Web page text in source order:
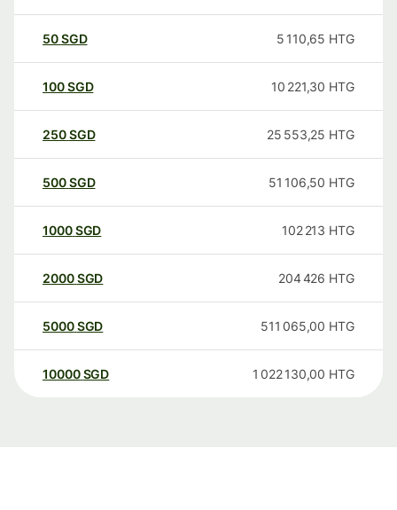
50SGD 5 110,65 HTG
100SGD 10 221,30 HTG
250SGD 25 553,25 HTG
500SGD 51 106,50 HTG
1000SGD 102 213 HTG
2000SGD 204 426 HTG
5000SGD 511 065,00 HTG
10000 SGD 1 022 130,00 HTG